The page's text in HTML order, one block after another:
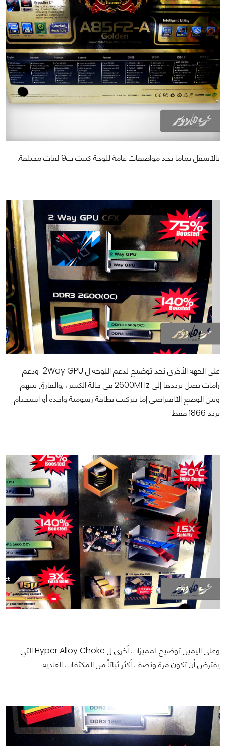
بالأسفل تماما نجد مواصفات عامة للوحة كتبت ب9 لغات مختلفة.
على الجهة الأخرى نجد توضيح لدعم اللوحة ل 2Way GPU ودعم
رامات يصل ترددها إلى 2600MHz في حالة الكسر، ,والفارق بينهم
وبين الوضع الأافتراضي إما بتركيب بطاقة رسومية واحدة أو استخدام
تردد 1866 فقط.
وعلى اليمين توضيح لمميزات أخرى ل Hyper Alloy Choke التي
يفترض أن تكون مرة ونصف أكثر ثباتاً من المكثفات العادية.